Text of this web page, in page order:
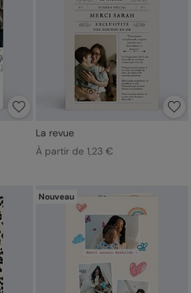
La revue
À partir de 1,23 €
Nouveau